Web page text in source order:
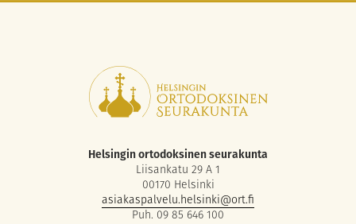
Helsingin ortodoksinen seurakunta
Liisankatu 29 A 1
00170 Helsinki
asiakaspalvelu.helsinki@ort.fi
Puh. 09 85 646 100